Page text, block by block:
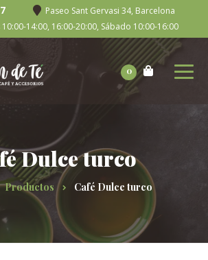
Paseo Sant Gervasi 34, Barcelona
14:00, 16:00-20:00, Sábado 10:00-16:00
0
Dulce turco
Productos Café Dulce turco